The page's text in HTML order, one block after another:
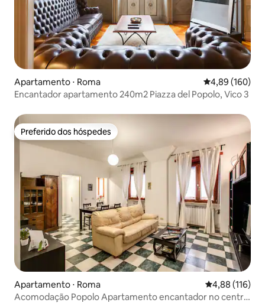
Apartamento ⋅ Roma 4,89 de uma
4,89 (160)
Encantador apartamento 240m2 Piazza del Popolo, Vico 3
Preferido dos hóspedes
Preferido dos hóspedes
Apartamento ⋅ Roma 4,88 de uma
4,88 (116)
Acomodação Popolo Apartamento encantador no centro